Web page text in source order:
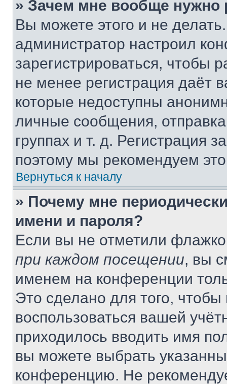
» Зачем мне вообще нужно
Вы можете этого и не
администратор настроил
зарегистрироваться, чтобы
не менее регистрация даёт
которые недоступны
личные сообщения,
группах и т. д. Регистрация
поэтому мы рекомендуем
Вернуться к началу
» Почему мне
имени и пароля?
Если вы не отметили
при каждом посещении, вы
именем на конференции
Это сделано для того, чтобы
воспользоваться вашей
приходилось вводить имя
вы можете выбрать
конференцию. Не